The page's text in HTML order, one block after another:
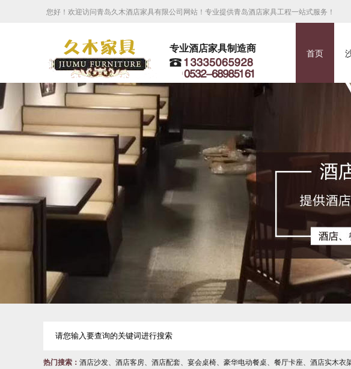
您好！欢迎访问青岛久木酒店家具有限公司网站！专业提供青岛酒店家具工程一站式服务！
专业酒店家具制造商 首页
热门搜索： 酒店沙发 酒店客房 酒店配套 宴会桌椅 豪华电动餐桌 餐厅卡座 酒店实木衣